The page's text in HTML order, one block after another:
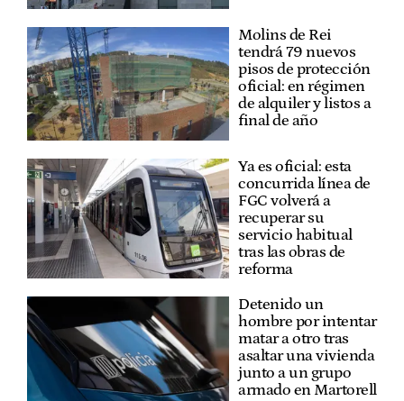
Molins de Rei
tendrá 79 nuevos
pisos de protección
oficial: en régimen
de alquiler y listos a
final de año
Ya es oficial: esta
concurrida línea de
FGC volverá a
recuperar su
servicio habitual
tras las obras de
reforma
Detenido un
hombre por intentar
matar a otro tras
asaltar una vivienda
junto a un grupo
armado en Martorell